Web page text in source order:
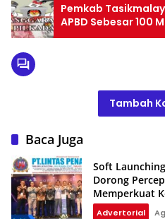
Pemkab
APBD Sebesar 100
2204, Ini
Tambah
Baca Juga
Soft Launching
Dorong
Memperkuat
Advertorial